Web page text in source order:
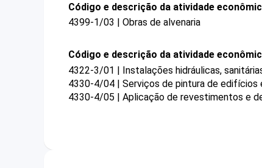
Código e descrição da atividade
4399-1/03 | Obras de alvenaria
Código e descrição da atividade
4322-3/01 | Instalações hidráulicas,
4330-4/04 | Serviços de pintura de edifícios
4330-4/05 | Aplicação de revestimentos e